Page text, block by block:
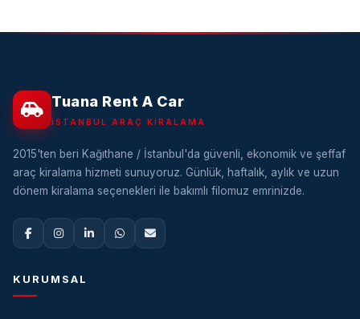
Tuana Rent A Car
İSTANBUL ARAÇ KIRALAMA
2015'ten beri Kağıthane / İstanbul'da güvenli, ekonomik ve şeffaf
araç kiralama hizmeti sunuyoruz. Günlük, haftalık, aylık ve uzun
dönem kiralama seçenekleri ile bakımlı filomuz emrinizde.
KURUMSAL